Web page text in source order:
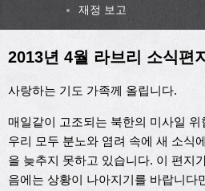
재정 보고
2013년 4월 라브리 소식편지
사랑하는 기도 가족께 올립니다.
매일같이 고조되는 북한의 미사일
우리 모두 분노와 염려 속에 새 소식
을 늦추지 못하고 있습니다. 이 편지
음에는 상황이 나아지기를 바랍니다